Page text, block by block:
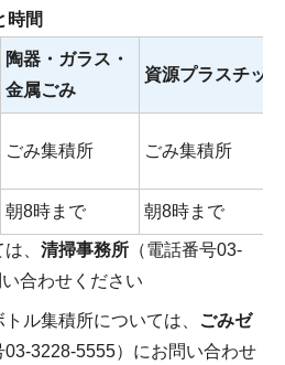
時間
陶器・ガラス・
金属ごみ
資源プラスチック
ごみ集積所 ごみ集積所
朝8時まで 朝8時まで
、 清掃事務所 （電話番号03-
合わせください
ル集積所については、
ごみゼ
03-3228-5555）にお問い合わせ